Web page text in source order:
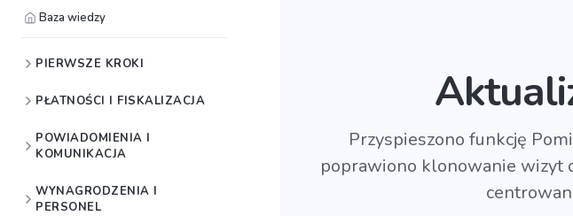
Baza wiedzy
PIERWSZE KROKI
PŁATNOŚCI I FISKALIZACJA
POWIADOMIENIA I
KOMUNIKACJA
WYNAGRODZENIA I
PERSONEL
Przyspieszono funkcję
poprawiono klonowanie wizyt